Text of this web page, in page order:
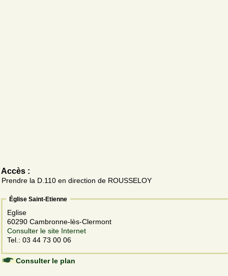
Accès :
Prendre la D.110 en direction de ROUSSELOY
Église Saint-Etienne
Eglise
60290 Cambronne-lès-Clermont
Consulter le site Internet
Tel.: 03 44 73 00 06
Consulter le plan